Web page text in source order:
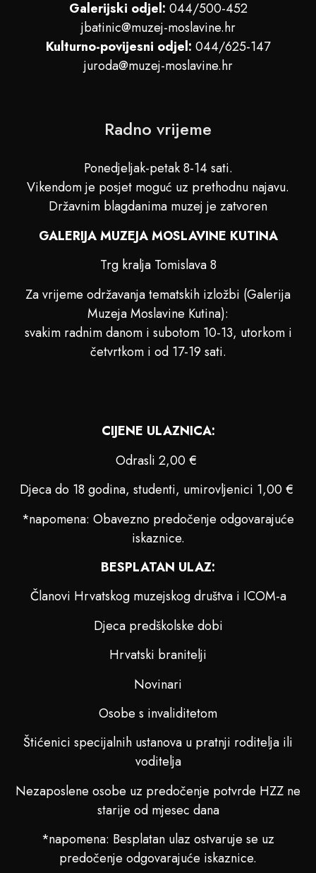
Galerijski odjel: 044/500-452
jbatinic@muzej-moslavine.hr
Kulturno-povijesni odjel: 044/625-147
juroda@muzej-moslavine.hr
Radno vrijeme
Ponedjeljak-petak 8-14 sati.
Vikendom je posjet moguć uz prethodnu najavu.
Državnim blagdanima muzej je zatvoren
GALERIJA MUZEJA MOSLAVINE KUTINA
Trg kralja Tomislava 8
Za vrijeme održavanja tematskih izložbi (Galerija
Muzeja Moslavine Kutina):
svakim radnim danom i subotom 10-13, utorkom i
četvrtkom i od 17-19 sati.
CIJENE ULAZNICA:
Odrasli 2,00 €
Djeca do 18 godina, studenti, umirovljenici 1,00 €
*napomena: Obavezno predočenje odgovarajuće
iskaznice.
BESPLATAN ULAZ:
Članovi Hrvatskog muzejskog društva i ICOM-a
Djeca predškolske dobi
Hrvatski branitelji
Novinari
Osobe s invaliditetom
Štićenici specijalnih ustanova u pratnji roditelja ili
voditelja
Nezaposlene osobe uz predočenje potvrde HZZ ne
starije od mjesec dana
*napomena: Besplatan ulaz ostvaruje se uz
predočenje odgovarajuće iskaznice.